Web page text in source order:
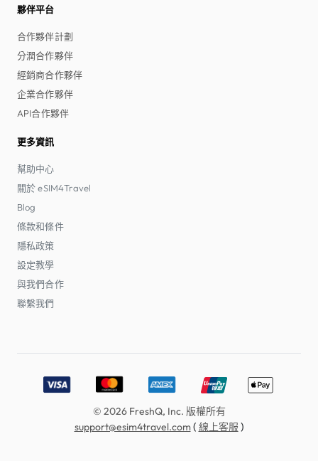
夥伴平台
合作夥伴計劃
分潤合作夥伴
經銷商合作夥伴
企業合作夥伴
API合作夥伴
更多資訊
幫助中心
關於 eSIM4Travel
Blog
條款和條件
隱私政策
設定教學
與我們合作
聯繫我們
Accepted payment methods: Visa, MasterCard, American
© 2026 FreshQ, Inc. 版權所有
support@esim4travel.com( 線上客服 )